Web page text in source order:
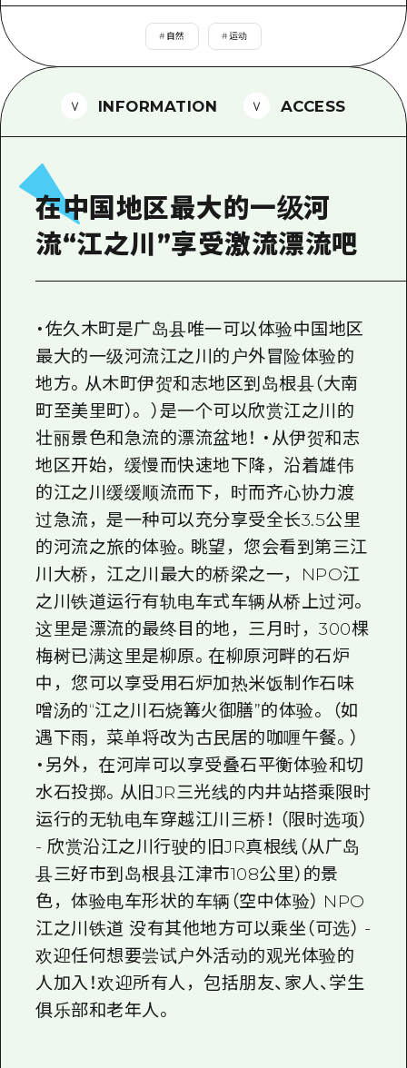
自然
1晚2天
2晚3天
面向外国游客的街角旅游信息中心
照片下载
灾难发生期间的交通信息
# 自然 #运动
INFORMATION ACCESS
在中国地区最大的一级河
流“江之川”享受激流漂流吧
・佐久木町是广岛县唯一可以体验中国地区
最大的一级河流江之川的户外冒险体验的
地方。从木町伊贺和志地区到岛根县（大南
町至美里町）。 ）是一个可以欣赏江之川的
壮丽景色和急流的漂流盆地！ ・从伊贺和志
地区开始，缓慢而快速地下降，沿着雄伟
的江之川缓缓顺流而下，时而齐心协力渡
过急流，是一种可以充分享受全长3.5公里
的河流之旅的体验。眺望，您会看到第三江
川大桥，江之川最大的桥梁之一，NPO江
之川铁道运行有轨电车式车辆从桥上过河。
这里是漂流的最终目的地，三月时，300棵
梅树已满这里是柳原。在柳原河畔的石炉
中，您可以享受用石炉加热米饭制作石味
噌汤的“江之川石烧篝火御膳”的体验。 （如
遇下雨，菜单将改为古民居的咖喱午餐。）
・另外，在河岸可以享受叠石平衡体验和切
水石投掷。从旧JR三光线的内井站搭乘限时
运行的无轨电车穿越江川三桥！ （限时选项）
- 欣赏沿江之川行驶的旧JR真根线（从广岛
县三好市到岛根县江津市108公里）的景
色，体验电车形状的车辆（空中体验） NPO
江之川铁道 没有其他地方可以乘坐（可选） -
欢迎任何想要尝试户外活动的观光体验的
人加入！欢迎所有人，包括朋友、家人、学生
俱乐部和老年人。